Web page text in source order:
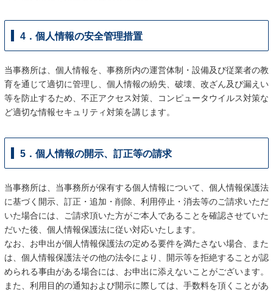
4．個人情報の安全管理措置
当事務所は、個人情報を、事務所内の運営体制・設備及び従業者の教
育を通じて適切に管理し、個人情報の紛失、破壊、改ざん及び漏えい
等を防止するため、不正アクセス対策、コンピュータウイルス対策な
ど適切な情報セキュリティ対策を講じます。
5．個人情報の開示、訂正等の請求
当事務所は、当事務所が保有する個人情報について、個人情報保護法
に基づく開示、訂正・追加・削除、利用停止・消去等のご請求いただ
いた場合には、ご請求頂いた方がご本人であることを確認させていた
だいた後、個人情報保護法に従い対応いたします。
なお、お申出が個人情報保護法の定める要件を満たさない場合、また
は、個人情報保護法その他の法令により、開示等を拒絶することが認
められる事由がある場合には、お申出に添えないことがございます。
また、利用目的の通知および開示に際しては、手数料を頂くことがあ